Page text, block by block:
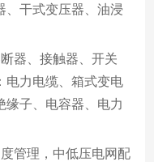
、干式变压器、油浸
器、接触器、开关
电力电缆、箱式变电
缘子、电容器、电力
管理，中低压电网配